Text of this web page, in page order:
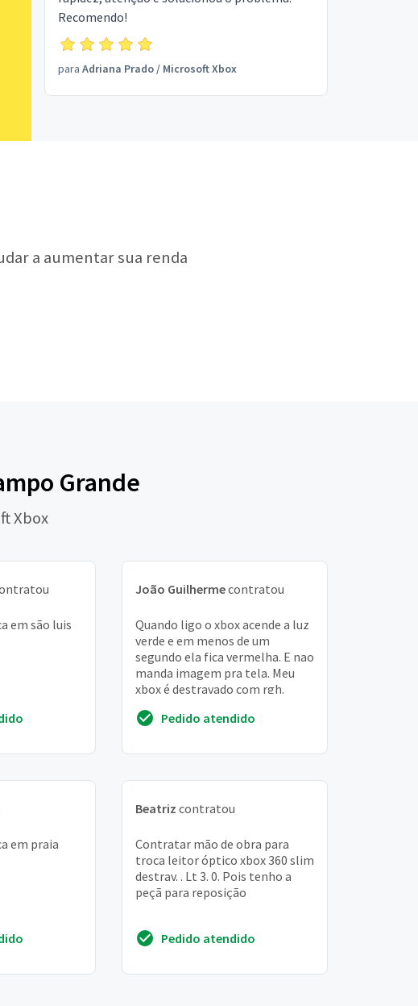
Recomendo!
para Adriana Prado/ Microsoft Xbox
a aumentar sua renda
Grande
Xbox
em são luis
João Guilhermecontratou
Quando ligo o xbox acende a luz
verde e em menos de um
segundo ela fica vermelha. E nao
manda imagem pra tela. Meu
xbox é destravado com rgh.
Pedido atendido
em praia
Beatriz contratou
Contratar mão de obra para
troca leitor óptico xbox 360 slim
destrav. . Lt 3. 0. Pois tenho a
peçã para reposição
Pedido atendido